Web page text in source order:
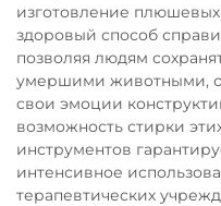
изготовление
здоровый способ
позволяя людям
умершими животными,
свои эмоции
возможность стирки
инструментов
интенсивное
терапевтических